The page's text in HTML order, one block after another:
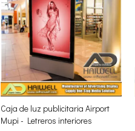
Caja de luz publicitaria Airport
Mupi - Letreros interiores